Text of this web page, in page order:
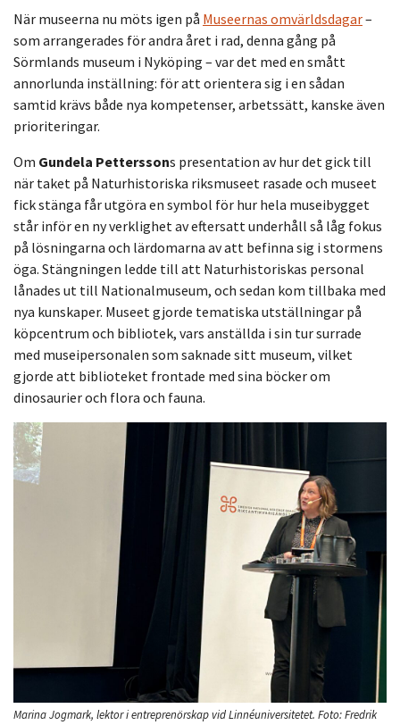
När museerna nu möts igen på Museernas omvärldsdagar–
som arrangerades för andra året i rad, denna gång på
Sörmlands museum i Nyköping – var det med en smått
annorlunda inställning: för att orientera sig i en sådan
samtid krävs både nya kompetenser, arbetssätt, kanske även
prioriteringar.
Om Gundela Petterssons presentation av hur det gick till
när taket på Naturhistoriska riksmuseet rasade och museet
fick stänga får utgöra en symbol för hur hela museibygget
står inför en ny verklighet av eftersatt underhåll så låg fokus
på lösningarna och lärdomarna av att befinna sig i stormens
öga. Stängningen ledde till att Naturhistoriskas personal
lånades ut till Nationalmuseum, och sedan kom tillbaka med
nya kunskaper. Museet gjorde tematiska utställningar på
köpcentrum och bibliotek, vars anställda i sin tur surrade
med museipersonalen som saknade sitt museum, vilket
gjorde att biblioteket frontade med sina böcker om
dinosaurier och flora och fauna.
Marina Jogmark, lektor i entreprenörskap vid Linnéuniversitetet. Foto:Fredrik